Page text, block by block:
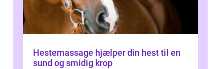
Hestemassage hjælper din hest til en
sund og smidig krop